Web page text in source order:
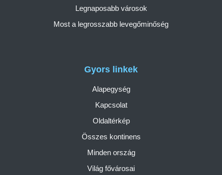
Gyors linkek
Alapegység
Kapcsolat
Oldaltérkép
Összes kontinens
Minden ország
Világ fővárosai
Legnaposabb városok
Most a legrosszabb levegőminőség